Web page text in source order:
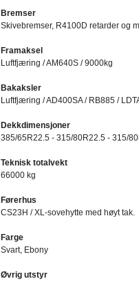
Bremser
Skivebremser, R4100D retarder og
Framaksel
Luftfjæring / AM640S / 9000kg
Bakaksler
Luftfjæring / AD400SA / RB885 /
Dekkdimensjoner
385/65R22.5 - 315/80R22.5 - 315/
Teknisk totalvekt
66000 kg
Førerhus
CS23H / XL-sovehytte med høyt tak.
Farge
Svart, Ebony
Øvrig utstyr